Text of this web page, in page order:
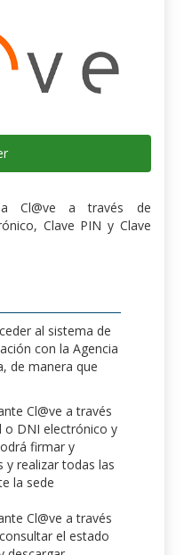
Cl@ve a través de
Clave PIN y Clave
al sistema de
con la Agencia
de manera que
Cl@ve a través
o DNI electrónico y
firmar y
y realizar todas las
la sede
Cl@ve a través
el estado